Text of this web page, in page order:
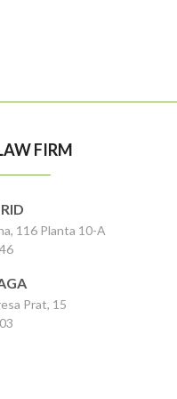
FIRM
116 Planta 10-A
Prat, 15